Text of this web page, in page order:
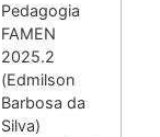
Pedagogia
FAMEN
2025.2
(Edmilson
Barbosa da
Silva)